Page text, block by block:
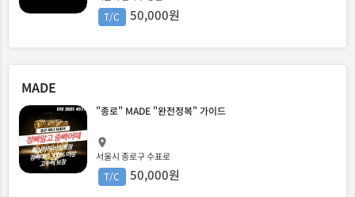
T/C 50,000원
MADE
"종로" MADE "완전정복" 가이드
서울시 종로구 수표로
T/C 50,000원